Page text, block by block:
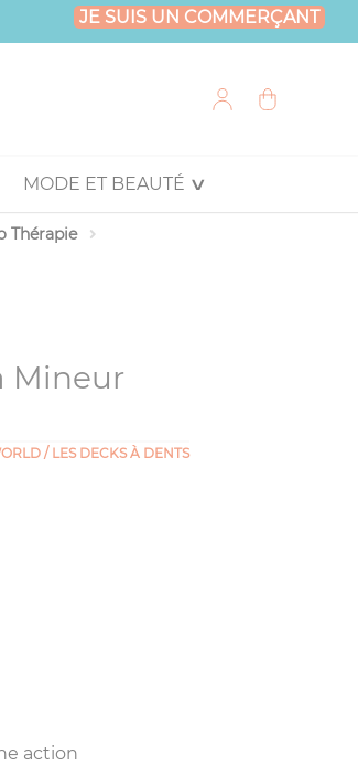
JE SUIS UN COMMERÇANT
MODE ET BEAUTÉ
Thérapie
Mineur
/ LES DECKS À DENTS
action